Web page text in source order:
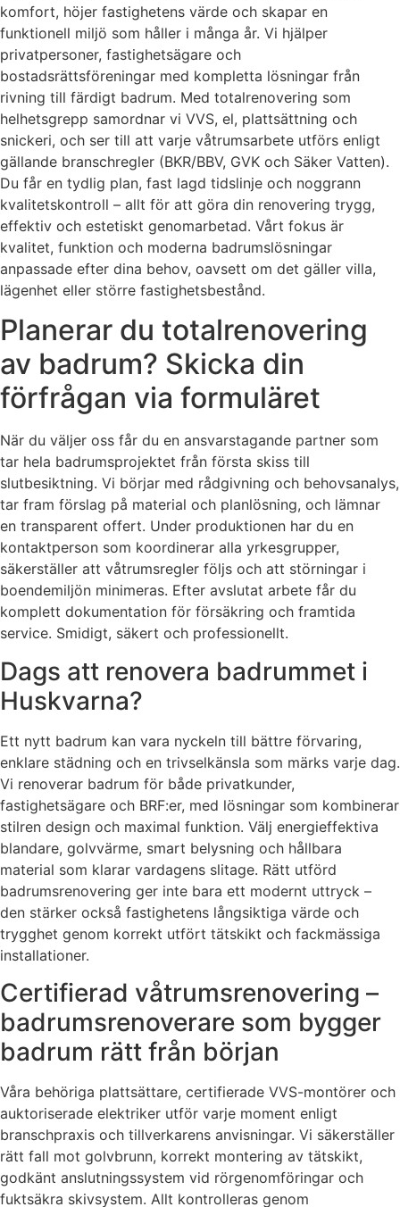
komfort, höjer fastighetens värde och skapar en
funktionell miljö som håller i många år. Vi hjälper
privatpersoner, fastighetsägare och
bostadsrättsföreningar med kompletta lösningar från
rivning till färdigt badrum. Med totalrenovering som
helhetsgrepp samordnar vi VVS, el, plattsättning och
snickeri, och ser till att varje våtrumsarbete utförs enligt
gällande branschregler (BKR/BBV, GVK och Säker Vatten).
Du får en tydlig plan, fast lagd tidslinje och noggrann
kvalitetskontroll – allt för att göra din renovering trygg,
effektiv och estetiskt genomarbetad. Vårt fokus är
kvalitet, funktion och moderna badrumslösningar
anpassade efter dina behov, oavsett om det gäller villa,
lägenhet eller större fastighetsbestånd.
Planerar du totalrenovering
av badrum? Skicka din
förfrågan via formuläret
När du väljer oss får du en ansvarstagande partner som
tar hela badrumsprojektet från första skiss till
slutbesiktning. Vi börjar med rådgivning och behovsanalys,
tar fram förslag på material och planlösning, och lämnar
en transparent offert. Under produktionen har du en
kontaktperson som koordinerar alla yrkesgrupper,
säkerställer att våtrumsregler följs och att störningar i
boendemiljön minimeras. Efter avslutat arbete får du
komplett dokumentation för försäkring och framtida
service. Smidigt, säkert och professionellt.
Dags att renovera badrummet i
Huskvarna?
Ett nytt badrum kan vara nyckeln till bättre förvaring,
enklare städning och en trivselkänsla som märks varje dag.
Vi renoverar badrum för både privatkunder,
fastighetsägare och BRF:er, med lösningar som kombinerar
stilren design och maximal funktion. Välj energieffektiva
blandare, golvvärme, smart belysning och hållbara
material som klarar vardagens slitage. Rätt utförd
badrumsrenovering ger inte bara ett modernt uttryck –
den stärker också fastighetens långsiktiga värde och
trygghet genom korrekt utfört tätskikt och fackmässiga
installationer.
Certifierad våtrumsrenovering –
badrumsrenoverare som bygger
badrum rätt från början
Våra behöriga plattsättare, certifierade VVS-montörer och
auktoriserade elektriker utför varje moment enligt
branschpraxis och tillverkarens anvisningar. Vi säkerställer
rätt fall mot golvbrunn, korrekt montering av tätskikt,
godkänt anslutningssystem vid rörgenomföringar och
fuktsäkra skivsystem. Allt kontrolleras genom